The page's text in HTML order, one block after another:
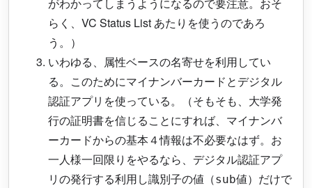
がわかってしまうようになるので要注意。おそ
らく、VC Status List あたりを使うのであろ
う。）
いわゆる、属性ベースの名寄せを利用してい
る。このためにマイナンバーカードとデジタル
認証アプリを使っている。（そもそも、大学発
行の証明書を信じることにすれば、マイナンバ
ーカードからの基本４情報は不必要なはず。お
一人様一回限りをやるなら、デジタル認証アプ
リの発行する利用し識別子の値（sub値）だけで